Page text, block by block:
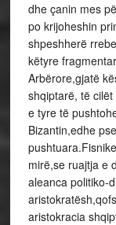
dhe çanin mes
po krijoheshin
shpeshherë
këtyre
Arbërore,gjatë
shqiptarë, të
e tyre të
Bizantin,edhe
mirë,se ruajtja e
aleanca politiko-
aristokracia